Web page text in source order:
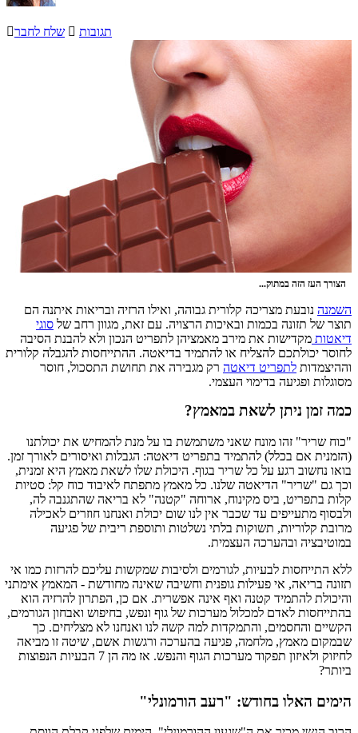
שלח לחבר  תגובות
הצורך העז הזה במתוק...
השמנה נובעת מצריכה קלורית גבוהה, ואילו הרזיה ובריאות איתנה הם
תוצר של תזונה בכמות ובאיכות הרצויה. עם זאת, מגוון רחב של סוגי
דיאטות מקדישות את מירב מאמציהן לתפריט הנכון ולא להבנת הסיבה
לחוסר יכולתכם להצליח או להתמיד בדיאטה. ההתייחסות להגבלה קלורית
וההיצמדות לתפריט דיאטה רק מגבירה את תחושת התסכול, חוסר
מסוגלות ופגיעה בדימוי העצמי.
כמה זמן ניתן לשאת במאמץ?
"כוח שריר" זהו מונח שאני משתמשת בו על מנת להמחיש את יכולתנו
(הזמנית אם בכלל) להתמיד בתפריט דיאטה: הגבלות ואיסורים לאורך זמן.
בואו נחשוב רגע על כל שריר בגוף. היכולת שלו לשאת מאמץ היא זמנית,
וכך גם "שריר" הדיאטה שלנו. כל מאמץ מתפתח לאיבוד כוח קל: סטיות
קלות בתפריט, ביס מקינוח, ארוחה "קטנה" לא בריאה שהתגנבה לה,
ולבסוף מתעייפים עד שכבר אין לנו שום יכולת ואנחנו חוזרים לאכילה
מרובת קלוריות, תשוקות בלתי נשלטות ותוספת ריבית של פגיעה
במוטיבציה ובהערכה העצמית.
ללא התייחסות לבעיות, לגורמים ולסיבות שמקשות עליכם להרזות כמו אי
תזונה בריאה, אי פעילות גופנית וחשיבה שאינה מחודשת - המאמץ אימתני
והיכולת להתמיד קטנה ואף אינה אפשרית. אם כן, הפתרון להרזיה הוא
בהתייחסות לאדם למכלול מערכות של גוף ונפש, בחיפוש ואבחון הגורמים,
הקשיים והחסמים, והתמקדות למה קשה לנו ואנחנו לא מצליחים. כך
שבמקום מאמץ, מלחמה, פגיעה בהערכה ורגשות אשם, שיטה זו מביאה
לחיזוק ולאיזון תפקוד מערכות הגוף והנפש. אז מה הן 7 הבעיות הנפוצות
ביותר?
הימים האלו בחודש: "רעב הורמונלי"